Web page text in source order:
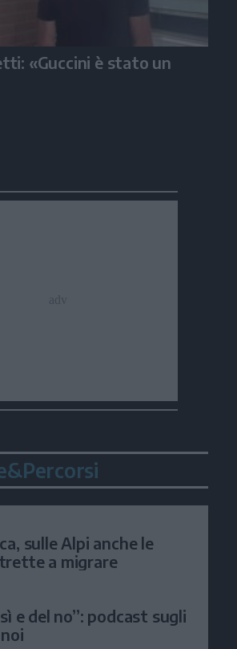
«Guccini è stato un
sulle Alpi anche le
a migrare
e del no”: podcast sugli